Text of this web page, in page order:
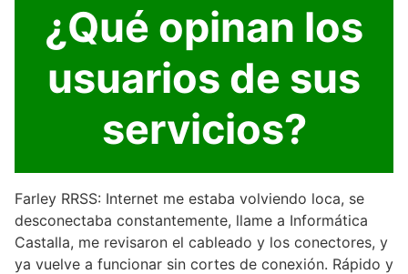
¿Qué opinan los
usuarios de sus
servicios?
Farley RRSS: Internet me estaba volviendo loca, se
desconectaba constantemente, llame a Informática
Castalla, me revisaron el cableado y los conectores, y
ya vuelve a funcionar sin cortes de conexión. Rápido y